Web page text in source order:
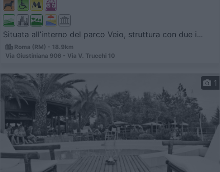
Situata all’interno del parco Veio, struttura con due i...
Roma (RM) - 18.9km
Via Giustiniana 906 - Via V. Trucchi 10
1